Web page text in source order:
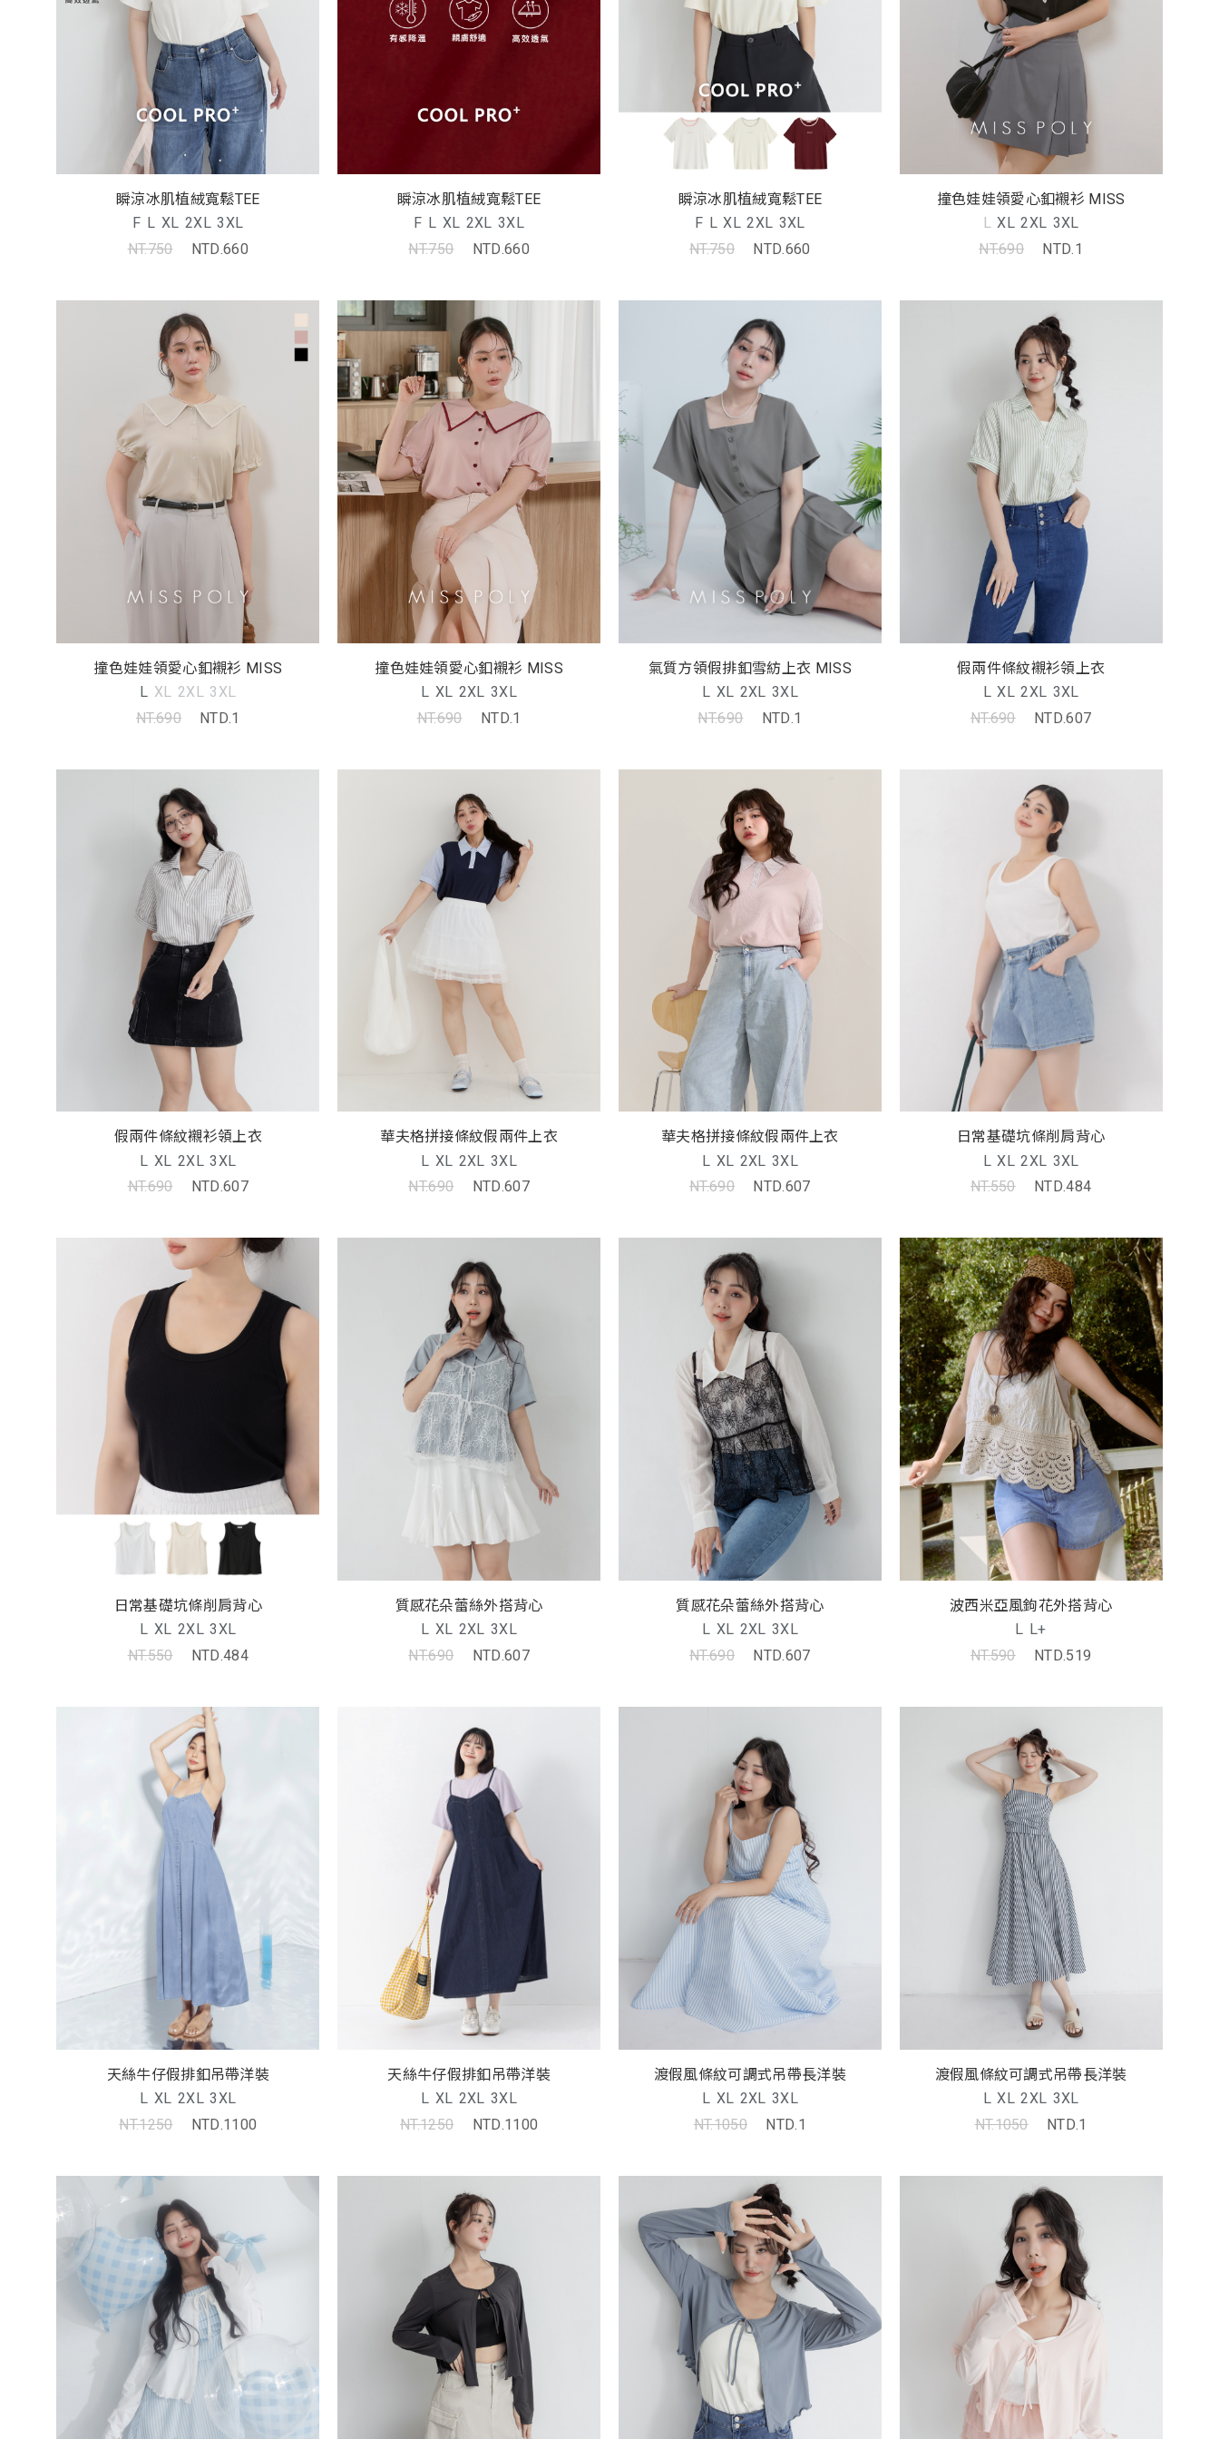
瞬涼冰肌植絨寬鬆TEE
F L XL 2XL 3XL
NT.750
NTD.660
瞬涼冰肌植絨寬鬆TEE
F L XL 2XL 3XL
NT.750
NTD.660
瞬涼冰肌植絨寬鬆TEE
F L XL 2XL 3XL
NT.750
NTD.660
撞色娃娃領愛心釦襯衫 MISS
L XL 2XL 3XL
NT.690
NTD.1
撞色娃娃領愛心釦襯衫 MISS
L XL 2XL 3XL
NT.690
NTD.1
撞色娃娃領愛心釦襯衫 MISS
L XL 2XL 3XL
NT.690
NTD.1
氣質方領假排釦雪紡上衣 MISS
L XL 2XL 3XL
NT.690
NTD.1
假兩件條紋襯衫領上衣
L XL 2XL 3XL
NT.690
NTD.607
假兩件條紋襯衫領上衣
L XL 2XL 3XL
NT.690
NTD.607
華夫格拼接條紋假兩件上衣
L XL 2XL 3XL
NT.690
NTD.607
華夫格拼接條紋假兩件上衣
L XL 2XL 3XL
NT.690
NTD.607
日常基礎坑條削肩背心
L XL 2XL 3XL
NT.550
NTD.484
日常基礎坑條削肩背心
L XL 2XL 3XL
NT.550
NTD.484
質感花朵蕾絲外搭背心
L XL 2XL 3XL
NT.690
NTD.607
質感花朵蕾絲外搭背心
L XL 2XL 3XL
NT.690
NTD.607
波西米亞風鉤花外搭背心
L L+
NT.590
NTD.519
天絲牛仔假排釦吊帶洋裝
L XL 2XL 3XL
NT.1250
NTD.1100
天絲牛仔假排釦吊帶洋裝
L XL 2XL 3XL
NT.1250
NTD.1100
渡假風條紋可調式吊帶長洋裝
L XL 2XL 3XL
NT.1050
NTD.1
渡假風條紋可調式吊帶長洋裝
L XL 2XL 3XL
NT.1050
NTD.1